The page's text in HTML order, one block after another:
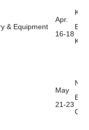
& Equipment
Apr.
16-18
May
21-23